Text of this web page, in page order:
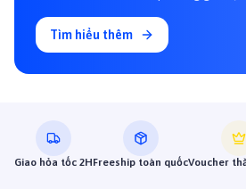
Tìm hiểu thêm
Giao hỏa tốc 2HFreeship toàn quốcVoucher